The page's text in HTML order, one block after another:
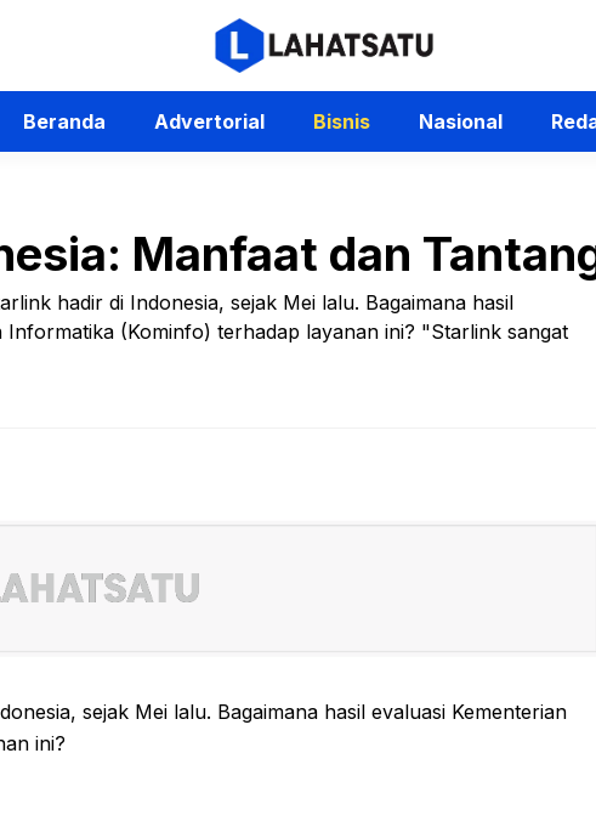
Beranda Advertorial Bisnis Nasional
Manfaat dan
hadir di Indonesia, sejak Mei lalu. Bagaimana hasil
Informatika (Kominfo) terhadap layanan ini? "Starlink sangat
sejak Mei lalu. Bagaimana hasil evaluasi Kementerian
ini?